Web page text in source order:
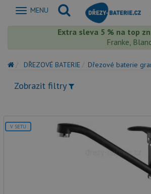
Zobrazit
MENU
Extra sleva 5 % na top
Franke,
DŘEZOVÉ BATERIE Dřezové baterie
Zobrazit filtry
V SETU